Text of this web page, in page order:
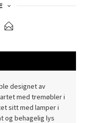
designet av
med tremøbler i
sitt med lamper i
og behagelig lys